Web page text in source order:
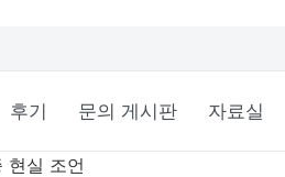
후기 문의 게시판 자료실
현실 조언